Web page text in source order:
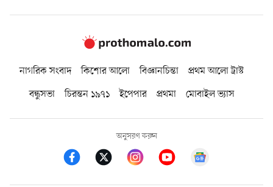
নাগরিক সংবাদ কিশোর আলো বিজ্ঞানচিন্তা
প্রথম আলো ট্রাস্ট
বন্ধুসভা
চিরন্তন ১৯৭১ ইপেপার প্রথমা মোবাইল ভ্যাস
অনুসরণ করুন